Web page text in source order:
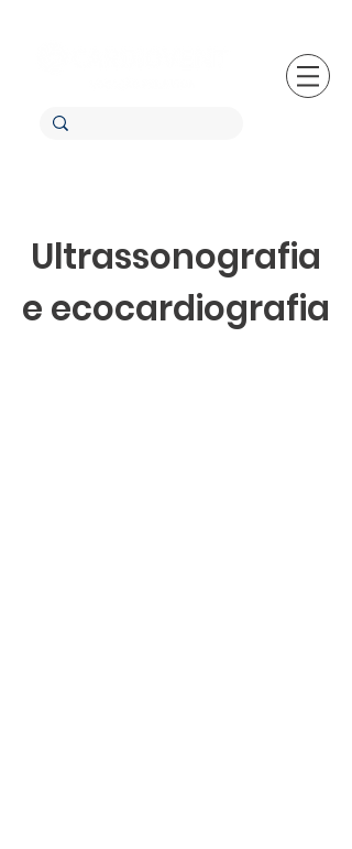
Ultrassonografia
e ecocardiografia